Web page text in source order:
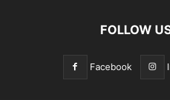
FOLLOW
Facebook